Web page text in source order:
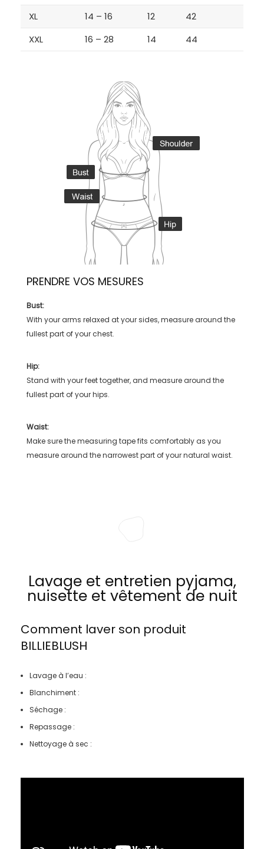
XL
14 – 16 12
42
XXL
16 – 28 14 44
PRENDRE VOS MESURES
Bust:
With your arms relaxed at your sides, measure around the
fullest part of your chest.
Hip:
Stand with your feet together, and measure around the
fullest part of your hips.
Waist:
Make sure the measuring tape fits comfortably as you
measure around the narrowest part of your natural waist.
Lavage et entretien pyjama,
nuisette et vêtement de nuit
Comment laver son produit
BILLIEBLUSH
Lavage à l’eau :
Blanchiment :
Séchage :
Repassage :
Nettoyage à sec :